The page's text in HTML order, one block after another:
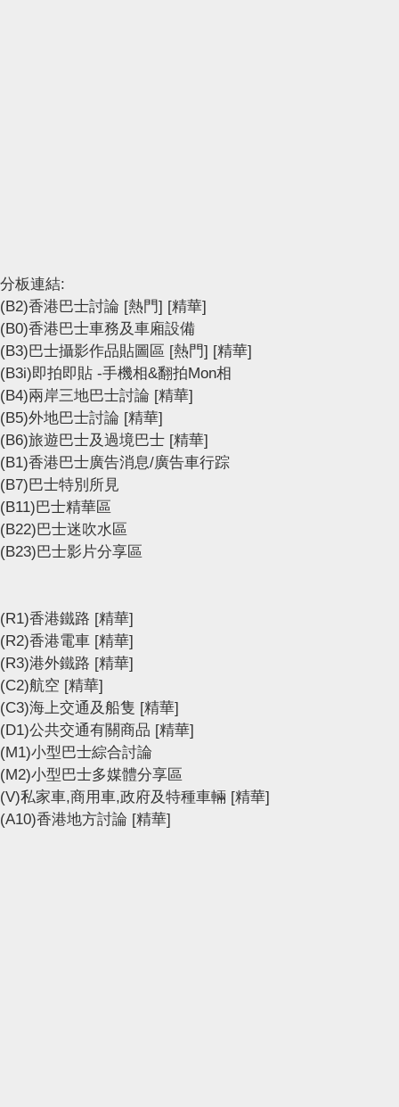
分板連結:
(B2)香港巴士討論 [熱門] [精華]
(B0)香港巴士車務及車廂設備
(B3)巴士攝影作品貼圖區 [熱門] [精華]
(B3i)即拍即貼 -手機相&翻拍Mon相
(B4)兩岸三地巴士討論 [精華]
(B5)外地巴士討論 [精華]
(B6)旅遊巴士及過境巴士 [精華]
(B1)香港巴士廣告消息/廣告車行踪
(B7)巴士特別所見
(B11)巴士精華區
(B22)巴士迷吹水區
(B23)巴士影片分享區
(R1)香港鐵路 [精華]
(R2)香港電車 [精華]
(R3)港外鐵路 [精華]
(C2)航空 [精華]
(C3)海上交通及船隻 [精華]
(D1)公共交通有關商品 [精華]
(M1)小型巴士綜合討論
(M2)小型巴士多媒體分享區
(V)私家車,商用車,政府及特種車輛 [精華]
(A10)香港地方討論 [精華]